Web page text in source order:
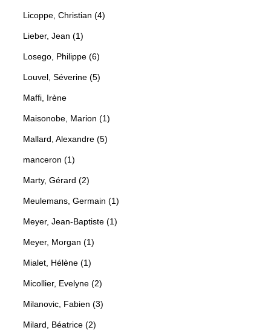
Licoppe, Christian (4)
Lieber, Jean (1)
Losego, Philippe (6)
Louvel, Séverine (5)
Maffi, Irène
Maisonobe, Marion (1)
Mallard, Alexandre (5)
manceron (1)
Marty, Gérard (2)
Meulemans, Germain (1)
Meyer, Jean-Baptiste (1)
Meyer, Morgan (1)
Mialet, Hélène (1)
Micollier, Evelyne (2)
Milanovic, Fabien (3)
Milard, Béatrice (2)